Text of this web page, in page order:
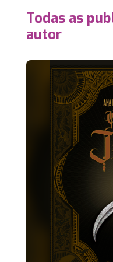
Todas as
autor